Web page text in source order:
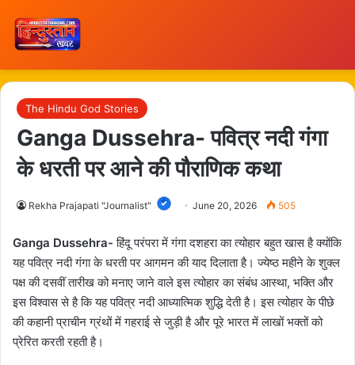
The Hindu God Stories
Ganga Dussehra- पवित्र नदी गंगा
के धरती पर आने की पौराणिक कथा
Rekha Prajapati "Journalist" June 20, 2026 505
Ganga Dussehra- हिंदू परंपरा में गंगा दशहरा का त्योहार बहुत खास है क्योंकि
यह पवित्र नदी गंगा के धरती पर आगमन की याद दिलाता है। ज्येष्ठ महीने के शुक्ल
पक्ष की दसवीं तारीख को मनाए जाने वाले इस त्योहार का संबंध आस्था, भक्ति और
इस विश्वास से है कि यह पवित्र नदी आध्यात्मिक शुद्धि देती है। इस त्योहार के पीछे
की कहानी प्राचीन ग्रंथों में गहराई से जुड़ी है और पूरे भारत में लाखों भक्तों को
प्रेरित करती रहती है।